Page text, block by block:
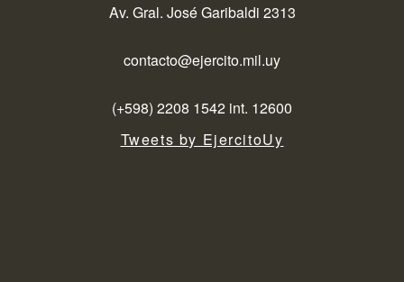
Av. Gral. José Garibaldi 2313
contacto@ejercito.mil.uy
(+598) 2208 1542 int. 12600
Tweets by EjercitoUy